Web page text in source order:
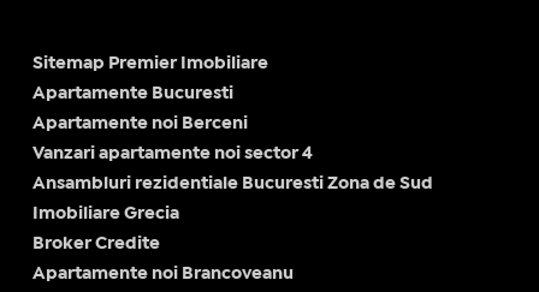
Sitemap Premier Imobiliare
Apartamente Bucuresti
Apartamente noi Berceni
Vanzari apartamente noi sector 4
Ansambluri rezidentiale Bucuresti Zona de Sud
Imobiliare Grecia
Broker Credite
Apartamente noi Brancoveanu